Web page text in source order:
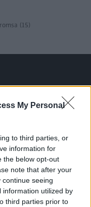
My Personal
to third parties, or
information for
the below opt-out
note that after your
seeing
information utilized by
third parties prior to
(15)